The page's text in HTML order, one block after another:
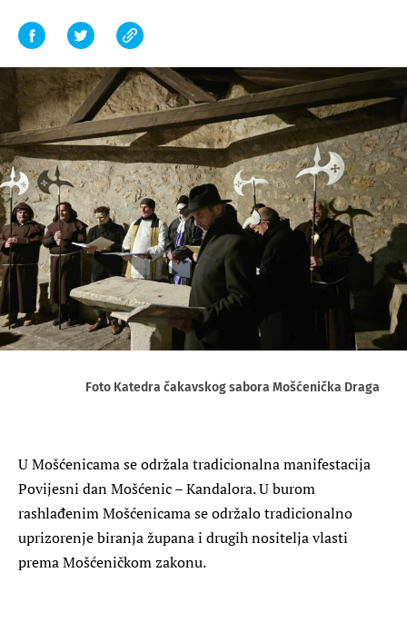
Foto Katedra čakavskog sabora Mošćenička Draga
U Mošćenicama se održala tradicionalna manifestacija
Povijesni dan Mošćenic – Kandalora. U burom
rashlađenim Mošćenicama se održalo tradicionalno
uprizorenje biranja župana i drugih nositelja vlasti
prema Mošćeničkom zakonu.